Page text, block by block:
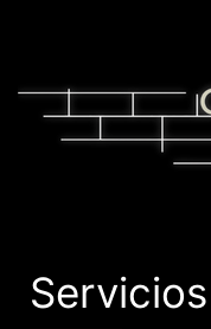
Servicios